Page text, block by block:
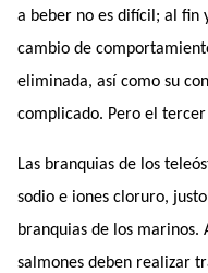
a beber no es difícil; al fin
cambio de
eliminada, así como su
complicado. Pero el
Las branquias de los
sodio e iones cloruro,
branquias de los marinos.
salmones deben realizar